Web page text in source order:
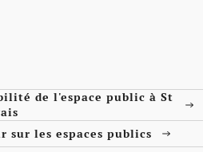
de l'espace public à St
sur les espaces publics